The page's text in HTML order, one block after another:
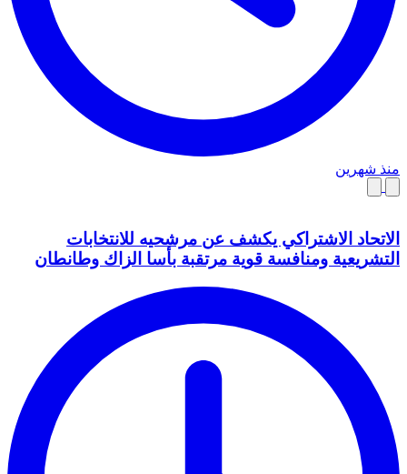
منذ شهرين
الاتحاد الاشتراكي يكشف عن مرشحيه للانتخابات
التشريعية ومنافسة قوية مرتقبة بأسا الزاك وطانطان